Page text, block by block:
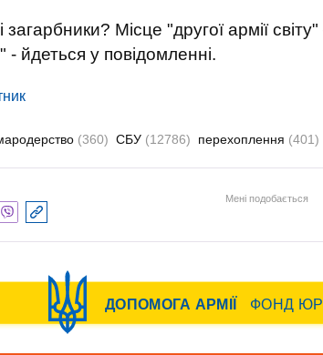
загарбники? Місце "другої армії
йдеться у повідомленні.
(360) СБУ (12786) перехоплення (401)
Мені подобається